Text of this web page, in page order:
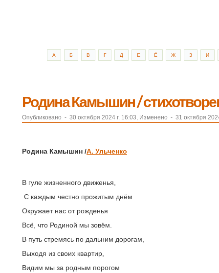
А Б В Г Д Е Ё Ж З И
Родина Камышин /
Опубликовано - 30 октября 2024 г. 16:03, Изменено - 31 октября
Родина Камышин /А. Ульченко
В гуле жизненного движенья,
С каждым честно прожитым днём
Окружает нас от рожденья
Всё, что Родиной мы зовём.
В путь стремясь по дальним дорогам,
Выходя из своих квартир,
Видим мы за родным порогом